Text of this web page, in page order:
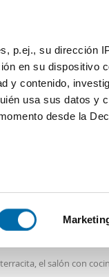
p.ej., su dirección
en su dispositivo
y contenido,
usa sus datos y
desde la
y establezca sus
en
Más filtros - 2
el salón con